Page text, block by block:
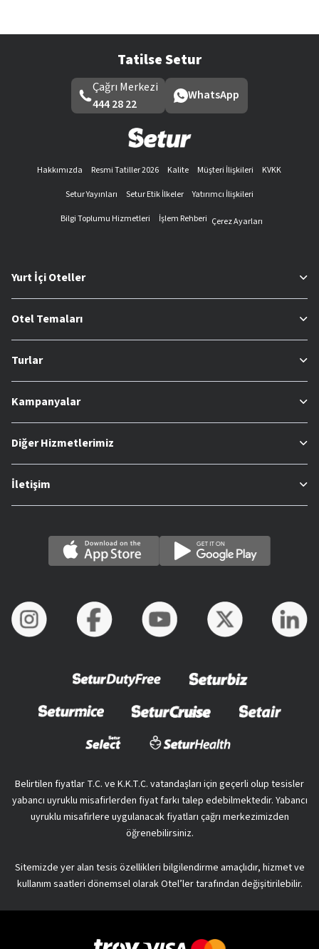
Tatilse Setur
Çağrı Merkezi
444 28 22
WhatsApp
Hakkımızda Resmi Tatiller 2026 Kalite Müşteri İlişkileri
KVKK
Setur Yayınları
Setur Etik İlkeler
Yatırımcı İlişkileri
Bilgi Toplumu Hizmetleri
İşlem Rehberi Çerez Ayarları
Yurt İçi Oteller
Otel Temaları
Turlar
Kampanyalar
Diğer Hizmetlerimiz
İletişim
Belirtilen fiyatlar T.C. ve K.K.T.C. vatandaşları için geçerli olup tesisler
yabancı uyruklu misafirlerden fiyat farkı talep edebilmektedir. Yabancı
uyruklu misafirlere uygulanacak fiyatları çağrı merkezimizden
öğrenebilirsiniz.
Sitemizde yer alan tesis özellikleri bilgilendirme amaçlıdır, hizmet ve
kullanım saatleri dönemsel olarak Otel’ler tarafından değişitirilebilir.